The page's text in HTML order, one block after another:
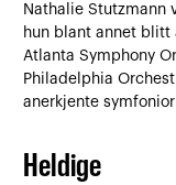
Nathalie Stutzmann
hun blant annet blitt
Atlanta Symphony
Philadelphia
anerkjente
Heldige